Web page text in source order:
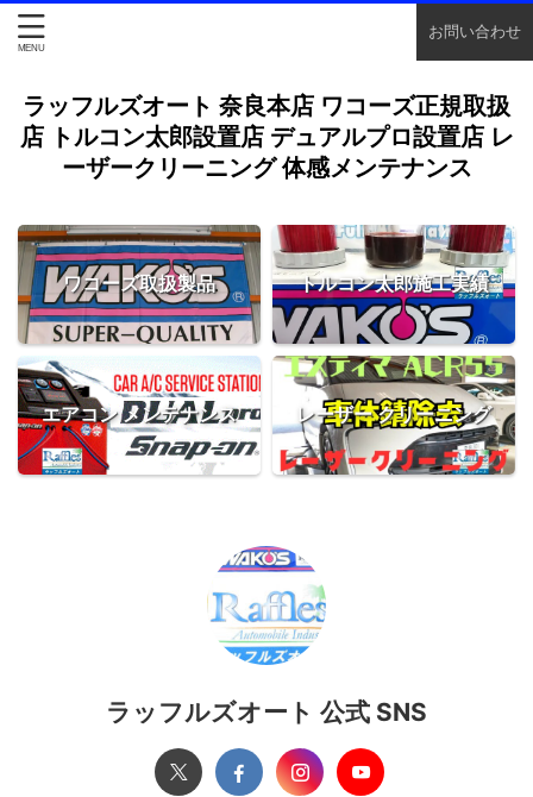
お問い合わせ
ラッフルズオート 奈良本店 ワコーズ正規取扱
店 トルコン太郎設置店 デュアルプロ設置店 レ
ーザークリーニング 体感メンテナンス
ワコーズ取扱製品 トルコン太郎施工実績
エアコン メンテナンス レーザー クリーニング
ラッフルズオート 公式 SNS